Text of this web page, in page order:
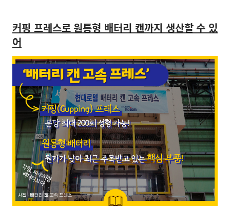
커핑 프레스로 원통형 배터리 캔까지 생산할 수 있
어